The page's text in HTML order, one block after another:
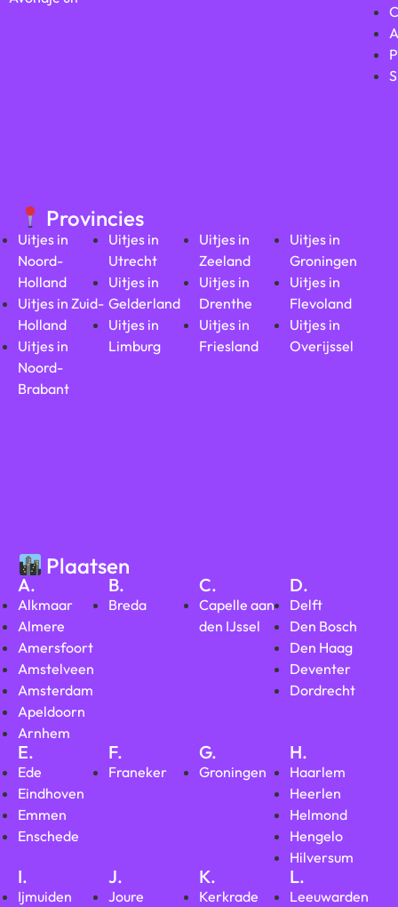
Provincies
Uitjes in
Noord-
Holland
Uitjes in Zuid-
Holland
Uitjes in
Noord-
Brabant
Uitjes in
Utrecht
Uitjes in
Gelderland
Uitjes in
Limburg
Uitjes in
Zeeland
Uitjes in
Drenthe
Uitjes in
Friesland
Uitjes in
Groningen
Uitjes in
Flevoland
Uitjes in
Overijssel
Plaatsen
A.
Alkmaar
Almere
Amersfoort
Amstelveen
Amsterdam
Apeldoorn
Arnhem
B.
Breda
C.
Capelle aan
den IJssel
D.
Delft
Den Bosch
Den Haag
Deventer
Dordrecht
E.
Ede
Eindhoven
Emmen
Enschede
F.
Franeker
G.
Groningen
H.
Haarlem
Heerlen
Helmond
Hengelo
Hilversum
I.
Ijmuiden
J.
Joure
K.
Kerkrade
L.
Leeuwarden